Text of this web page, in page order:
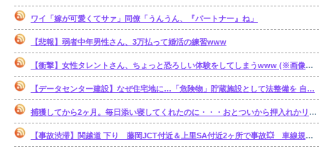
ワイ「嫁が可愛くてサァ」同僚「うんうん、『パートナー』ね」
【悲報】弱者中年男性さん、3万払って婚活の練習www
【衝撃】女性タレントさん、ちょっと恐ろしい体験をしてしまうwww (※画像あり)
【データセンター建設】なぜ住宅地に…「危険物」貯蔵施設として法整備を 自…
捕獲してから2ヶ月。毎日添い寝してくれたのに・・・おとついから押入れかリビングで ひとり寝るようになってしまった・・・。【再】
【事故渋滞】関越道 下り 藤岡JCT付近＆上里SA付近2ヶ所で事故💥 車線規制 本庄児玉IC〜藤岡JCT 渋滞距離 5.0km 通過時間 20 分